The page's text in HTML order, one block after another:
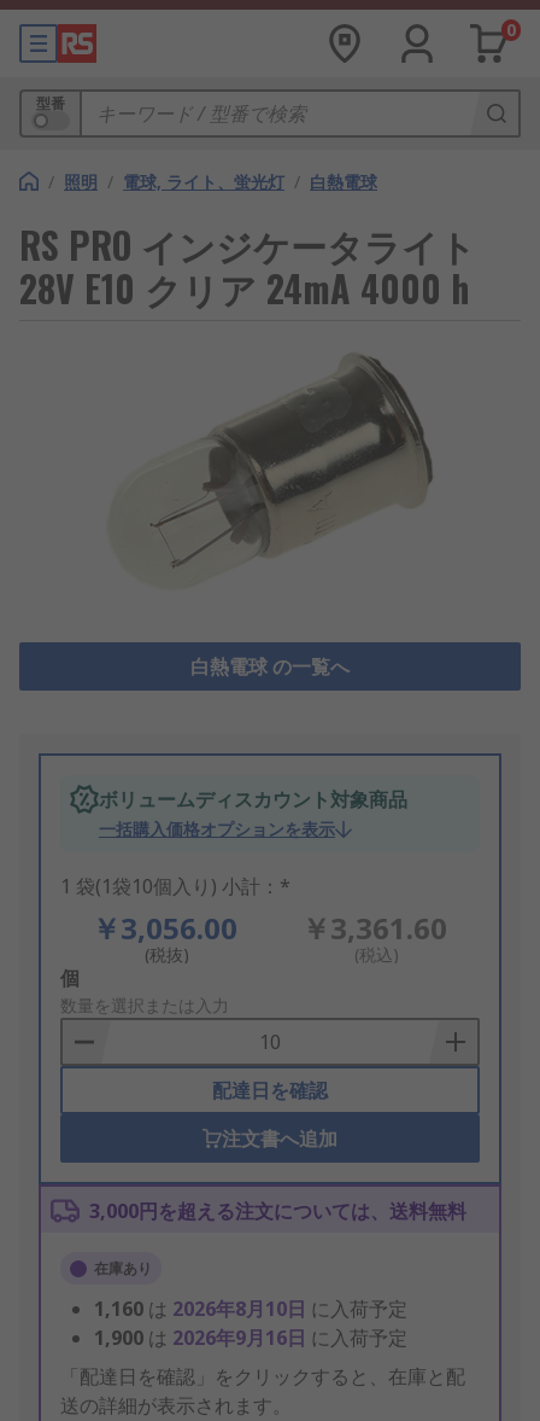
0
型番
/ 照明 / 電球, ライト、蛍光灯 / 白熱電球
RS PRO インジケータライト
28V E10 クリア 24mA 4000 h
白熱電球 の一覧へ
ボリュームディスカウント対象商品
一括購入価格オプションを表示
1 袋(1袋10個入り) 小計：*
￥3,056.00
(税抜)
￥3,361.60
(税込)
Add
to
Basket
個
数量を選択または入力
配達日を確認
注文書へ追加
3,000円を超える注文については、送料無料
在庫あり
1,160 は 2026年8月10日 に入荷予定
1,900 は 2026年9月16日 に入荷予定
「配達日を確認」をクリックすると、在庫と配
送の詳細が表示されます。